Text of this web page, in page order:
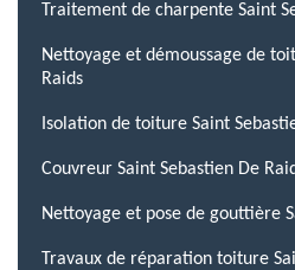
Traitement de charpente Saint
Nettoyage et démoussage de
Raids
Isolation de toiture Saint
Couvreur Saint Sebastien De
Nettoyage et pose de gouttière
Travaux de réparation toiture